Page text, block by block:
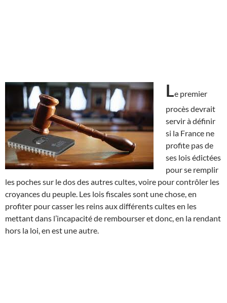
Le premier
procès devrait
servir à définir
si la France ne
profite pas de
ses lois édictées
pour se remplir
les poches sur le dos des autres cultes, voire pour contrôler les
croyances du peuple. Les lois fiscales sont une chose, en
profiter pour casser les reins aux différents cultes en les
mettant dans l’incapacité de rembourser et donc, en la rendant
hors la loi, en est une autre.